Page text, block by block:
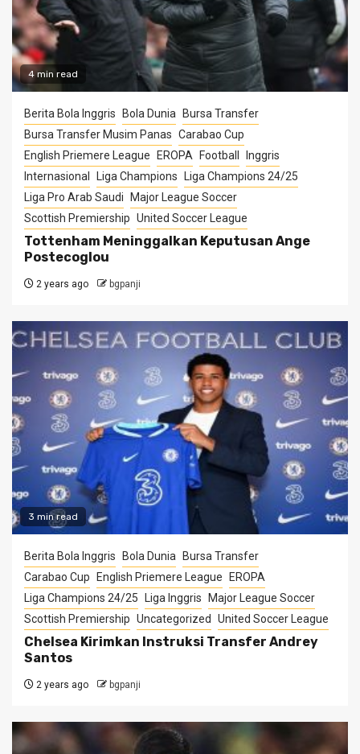
4 min read
Berita Bola Inggris Bola Dunia
Bursa Transfer
Bursa Transfer Musim Panas Carabao Cup
English Priemere League
EROPA Football
Inggris
Internasional
Liga Champions
Liga Champions 24/25
Liga Pro Arab Saudi
Major League Soccer
Scottish Premiership United Soccer League
Tottenham Meninggalkan Keputusan Ange
Postecoglou
2 years ago bgpanji
3 min read
Berita Bola Inggris Bola Dunia
Bursa Transfer
Carabao Cup
English Priemere League
EROPA
Liga Champions 24/25
Liga Inggris
Major League Soccer
Scottish Premiership Uncategorized United Soccer League
Chelsea Kirimkan Instruksi Transfer Andrey
Santos
2 years ago bgpanji